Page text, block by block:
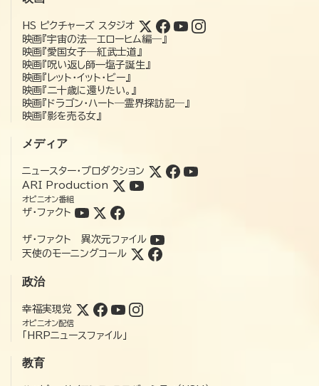
HS ピクチャーズ スタジオ
映画『宇宙の法―エローヒム編―』
映画『愛国女子―紅武士道』
映画『呪い返し師—塩子誕生』
映画『レット・イット・ビー』
映画『二十歳に還りたい。』
映画『ドラゴン・ハート―霊界探訪記―』
映画『影を売る女』
メディア
ニュースター・プロダクション
ARI Production
オピニオン番組
ザ・ファクト
ザ・ファクト 異次元ファイル
天使のモーニングコール
政治
幸福実現党
オピニオン配信
「HRPニュースファイル」
教育